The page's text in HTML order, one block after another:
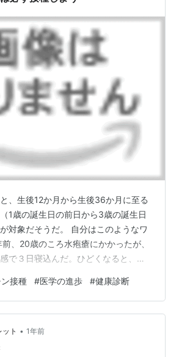
、生後12か月から生後36か月に至る
1歳の誕生日の前日から3歳の誕生日
対象だそうだ。 自分はこのようなワ
、20歳のころ水疱瘡にかかったが、
で３日寝込んだ。ひどくなると、内
ない間に、重篤になる可能性がある
ようになっている。 健康診断、特に
値が出たら、すぐ病院に行って精密
ご老人は昔の病院のイメージがあ
少なくないが、医学の進歩は１年で
接種 #医学の進歩 #健康診断
ト • 1年前